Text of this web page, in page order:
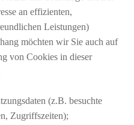
an effizienten,
Leistungen)
möchten wir Sie auch auf
von Cookies in dieser
(z.B. besuchte
Zugriffszeiten);